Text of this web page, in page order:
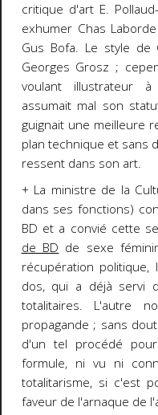
critique d'art E.
exhumer Chas
Gus Bofa. Le style de
Georges Grosz ;
voulant illustrateur
assumait mal son
guignait une meilleure
plan technique et sans
ressent dans son art.
+ La ministre de la
dans ses fonctions)
BD et a convié cette
de BD de sexe
récupération politique,
dos, qui a déjà servi
totalitaires. L'autre
propagande ; sans
d'un tel procédé
formule, ni vu ni
totalitarisme, si c'est
faveur de l'arnaque de